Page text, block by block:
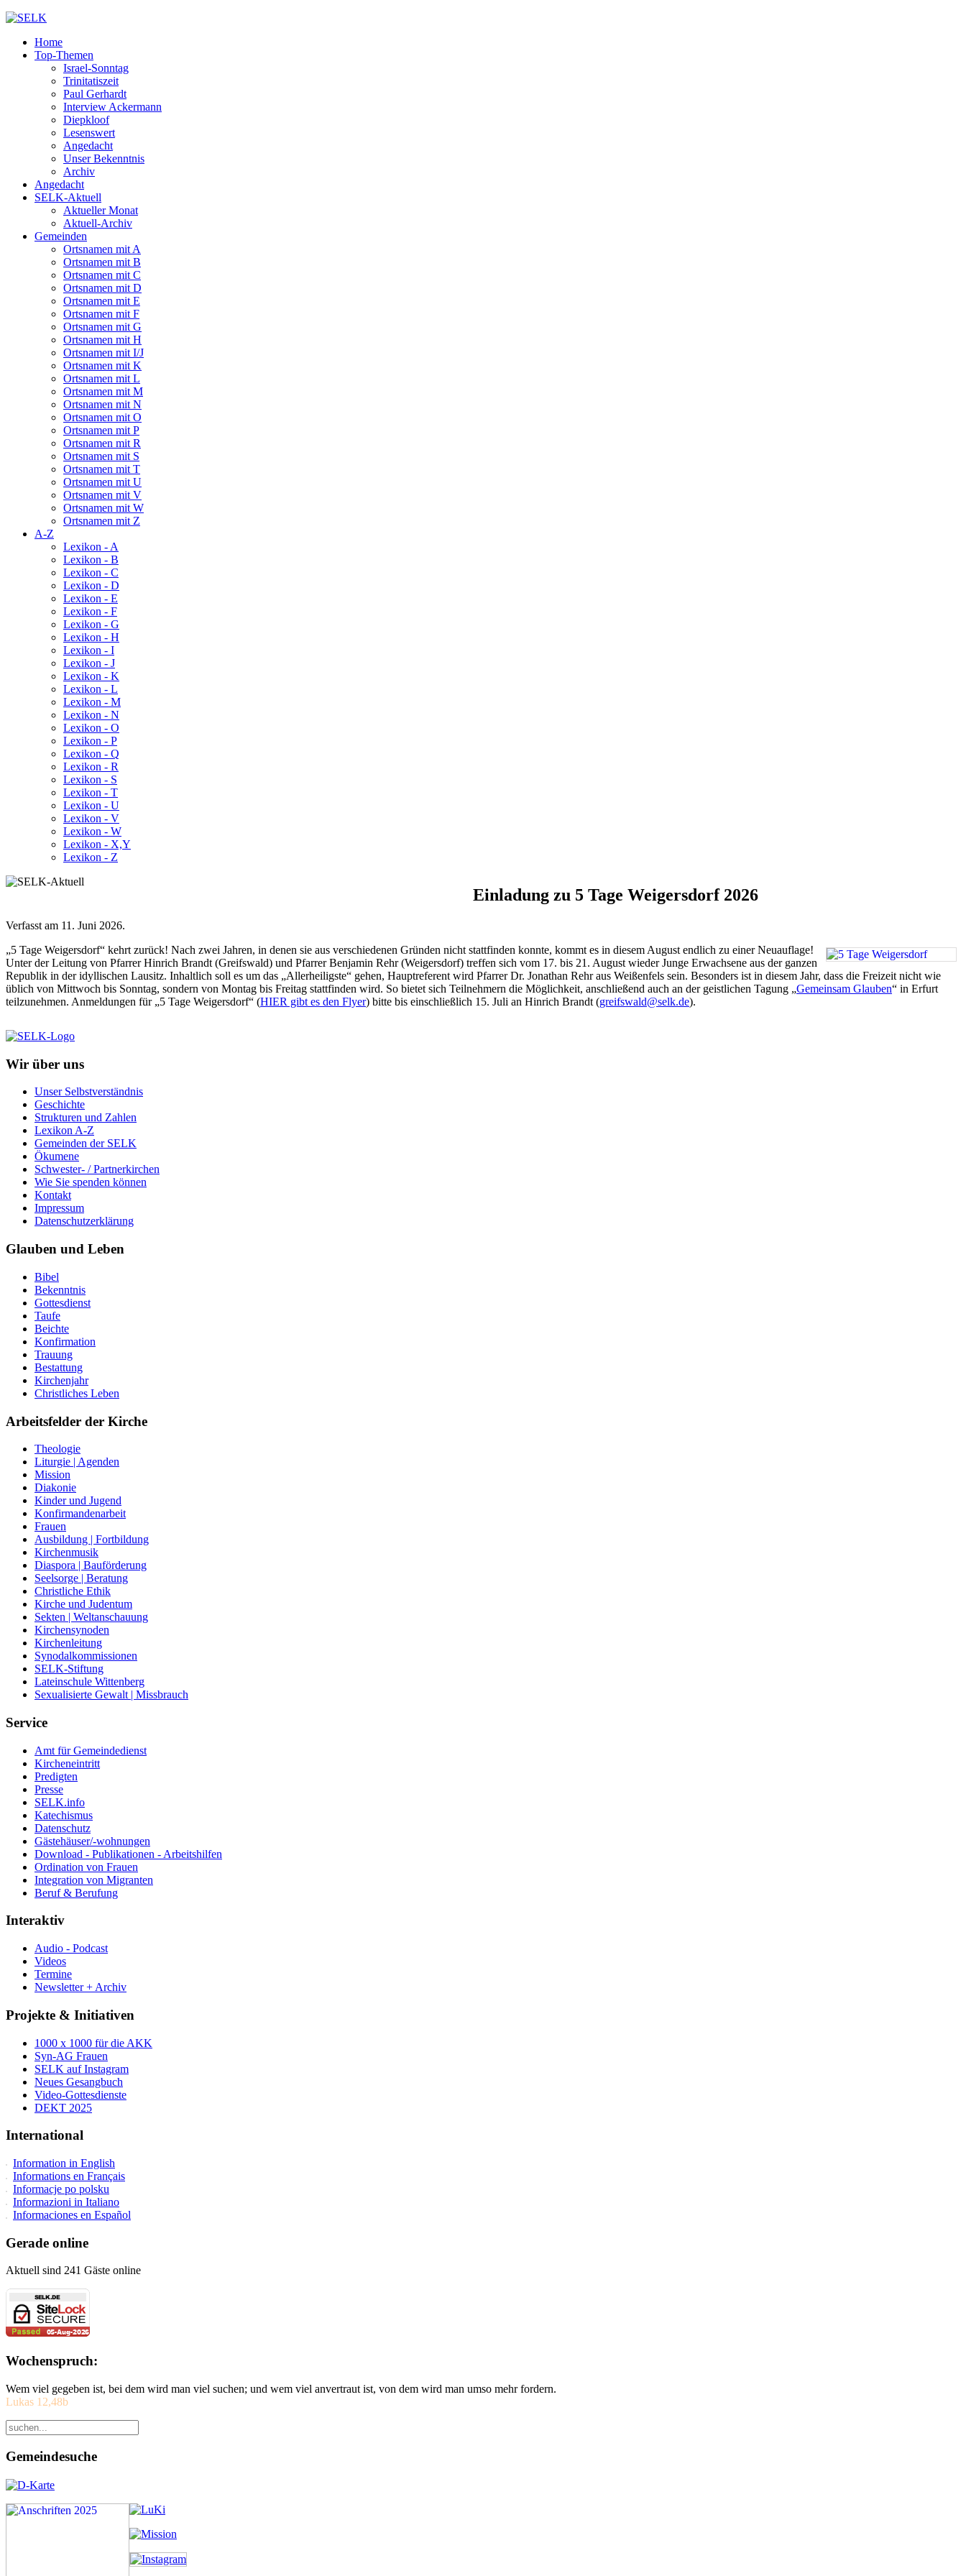
Home
Top-Themen
Israel-Sonntag
Trinitatiszeit
Paul Gerhardt
Interview Ackermann
Diepkloof
Lesenswert
Angedacht
Unser Bekenntnis
Archiv
Angedacht
SELK-Aktuell
Aktueller Monat
Aktuell-Archiv
Gemeinden
Ortsnamen mit A
Ortsnamen mit B
Ortsnamen mit C
Ortsnamen mit D
Ortsnamen mit E
Ortsnamen mit F
Ortsnamen mit G
Ortsnamen mit H
Ortsnamen mit I/J
Ortsnamen mit K
Ortsnamen mit L
Ortsnamen mit M
Ortsnamen mit N
Ortsnamen mit O
Ortsnamen mit P
Ortsnamen mit R
Ortsnamen mit S
Ortsnamen mit T
Ortsnamen mit U
Ortsnamen mit V
Ortsnamen mit W
Ortsnamen mit Z
A-Z
Lexikon - A
Lexikon - B
Lexikon - C
Lexikon - D
Lexikon - E
Lexikon - F
Lexikon - G
Lexikon - H
Lexikon - I
Lexikon - J
Lexikon - K
Lexikon - L
Lexikon - M
Lexikon - N
Lexikon - O
Lexikon - P
Lexikon - Q
Lexikon - R
Lexikon - S
Lexikon - T
Lexikon - U
Lexikon - V
Lexikon - W
Lexikon - X,Y
Lexikon - Z
Einladung zu 5 Tage Weigersdorf 2026
Verfasst am 11. Juni 2026.
„5 Tage Weigersdorf“ kehrt zurück! Nach zwei Jahren, in denen sie aus verschiedenen Gründen nicht stattfinden konnte, kommt es in diesem August endlich zu einer Neuauflage!
Unter der Leitung von Pfarrer Hinrich Brandt (Greifswald) und Pfarrer Benjamin Rehr (Weigersdorf) treffen sich vom 17. bis 21. August wieder Junge Erwachsene aus der ganzen
Republik in der idyllischen Lausitz. Inhaltlich soll es um das „Allerheiligste“ gehen, Hauptreferent wird Pfarrer Dr. Jonathan Rehr aus Weißenfels sein. Besonders ist in diesem Jahr, dass die Freizeit nicht wie
üblich von Mittwoch bis Sonntag, sondern von Montag bis Freitag stattfinden wird. So bietet sich Teilnehmern die Möglichkeit, anschließend auch an der geistlichen Tagung „Gemeinsam Glauben“ in Erfurt
teilzunehmen. Anmeldungen für „5 Tage Weigersdorf“ (HIER gibt es den Flyer) bitte bis einschließlich 15. Juli an Hinrich Brandt (greifswald@selk.de).
Wir über uns
Unser Selbstverständnis
Geschichte
Strukturen und Zahlen
Lexikon A-Z
Gemeinden der SELK
Ökumene
Schwester- / Partnerkirchen
Wie Sie spenden können
Kontakt
Impressum
Datenschutzerklärung
Glauben und Leben
Bibel
Bekenntnis
Gottesdienst
Taufe
Beichte
Konfirmation
Trauung
Bestattung
Kirchenjahr
Christliches Leben
Arbeitsfelder der Kirche
Theologie
Liturgie | Agenden
Mission
Diakonie
Kinder und Jugend
Konfirmandenarbeit
Frauen
Ausbildung | Fortbildung
Kirchenmusik
Diaspora | Bauförderung
Seelsorge | Beratung
Christliche Ethik
Kirche und Judentum
Sekten | Weltanschauung
Kirchensynoden
Kirchenleitung
Synodalkommissionen
SELK-Stiftung
Lateinschule Wittenberg
Sexualisierte Gewalt | Missbrauch
Service
Amt für Gemeindedienst
Kircheneintritt
Predigten
Presse
SELK.info
Katechismus
Datenschutz
Gästehäuser/-wohnungen
Download - Publikationen - Arbeitshilfen
Ordination von Frauen
Integration von Migranten
Beruf & Berufung
Interaktiv
Audio - Podcast
Videos
Termine
Newsletter + Archiv
Projekte & Initiativen
1000 x 1000 für die AKK
Syn-AG Frauen
SELK auf Instagram
Neues Gesangbuch
Video-Gottesdienste
DEKT 2025
International
Information in English
Informations en Français
Informacje po polsku
Informazioni in Italiano
Informaciones en Español
Gerade online
Aktuell sind 241 Gäste online
Wochenspruch:
Wem viel gegeben ist, bei dem wird man viel suchen; und wem viel anvertraut ist, von dem wird man umso mehr fordern.
Lukas 12,48b
Gemeindesuche